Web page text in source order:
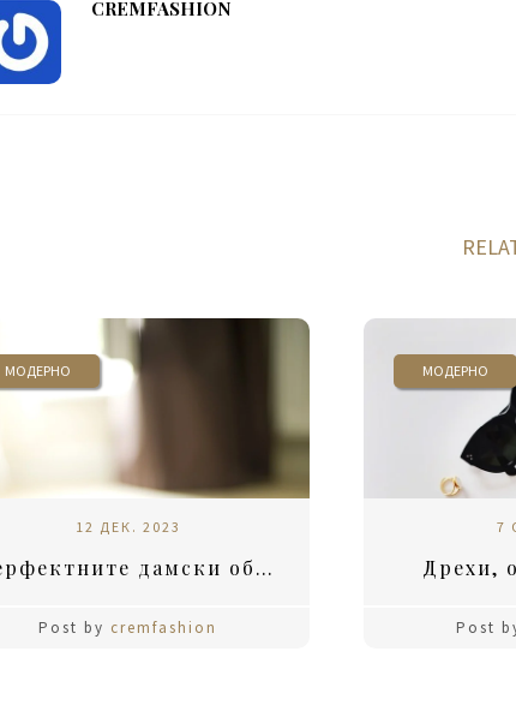
CREMFASHION
МОДЕРНО
12 ДЕК. 2023
Перфектните дамски обувки за всеки повод
Post by cremfashion
МОДЕРНО
7
Дрехи,
Post